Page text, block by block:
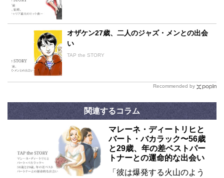
オザケン27歳、二人のジャズ・メンとの出会
い
TAP the STORY
Recommended by
関連するコラム
マレーネ・ディートリヒと
バート・バカラック〜56歳
と29歳、年の差ベストパー
トナーとの運命的な出会い
「彼は爆発する火山のよう